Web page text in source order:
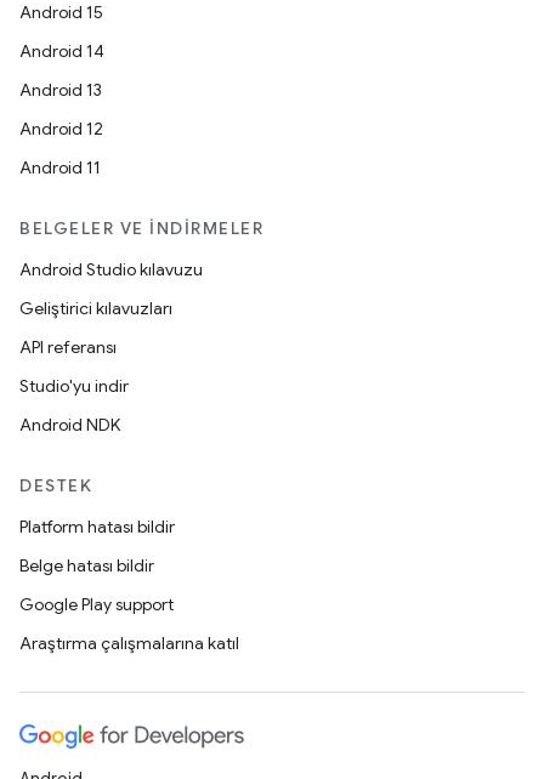
Android 15
Android 14
Android 13
Android 12
Android 11
BELGELER VE İNDIRMELER
Android Studio kılavuzu
Geliştirici kılavuzları
API referansı
Studio'yu indir
Android NDK
DESTEK
Platform hatası bildir
Belge hatası bildir
Google Play support
Araştırma çalışmalarına katıl